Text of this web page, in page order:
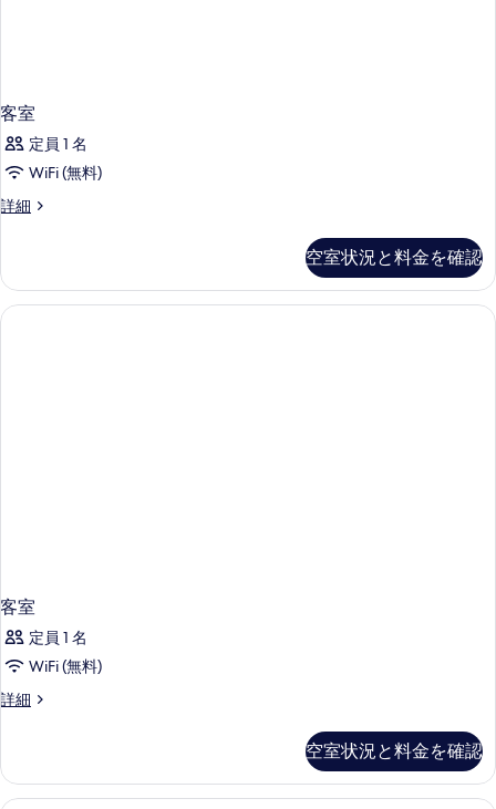
を
表
示
す
客室
定員 1 名
WiFi (無料)
詳細
客
細
空室状況と料金を確認
客室
定員 1 名
WiFi (無料)
詳細
客
細
空室状況と料金を確認